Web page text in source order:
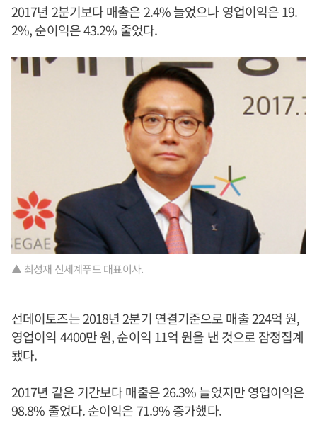
2017년 2분기보다 매출은 2.4% 늘었으나 영업이익은 19.
2%, 순이익은 43.2% 줄었다.
▲ 최성재 신세계푸드 대표이사.
선데이토즈는 2018년 2분기 연결기준으로 매출 224억 원,
영업이익 4400만 원, 순이익 11억 원을 낸 것으로 잠정집계
됐다.
2017년 같은 기간보다 매출은 26.3% 늘었지만 영업이익은
98.8% 줄었다. 순이익은 71.9% 증가했다.